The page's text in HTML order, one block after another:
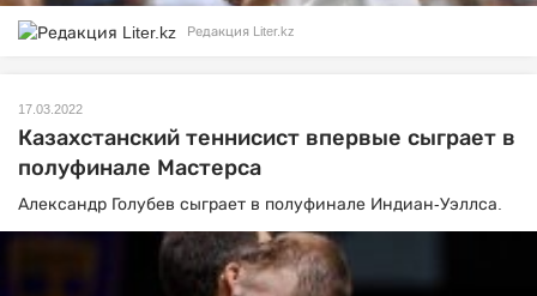
Редакция Liter.kz
17.03.2022
Казахстанский теннисист впервые сыграет в
полуфинале Мастерса
Александр Голубев сыграет в полуфинале Индиан-Уэллса.